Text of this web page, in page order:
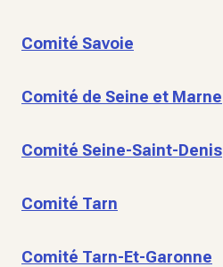
Comité Savoie
Comité de Seine et Marne
Comité Seine-Saint-Denis
Comité Tarn
Comité Tarn-Et-Garonne